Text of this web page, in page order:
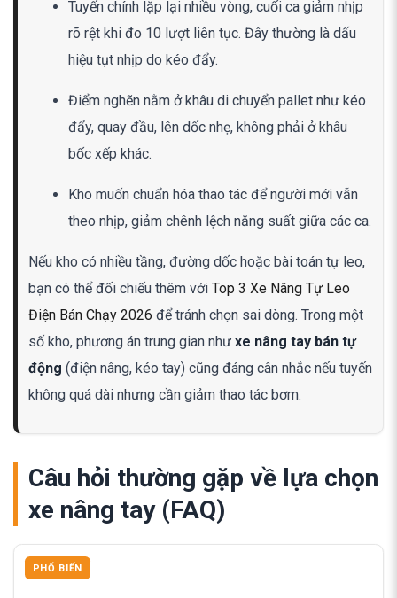
Tuyến chính lặp lại nhiều vòng, cuối ca giảm nhịp
rõ rệt khi đo 10 lượt liên tục. Đây thường là dấu
hiệu tụt nhịp do kéo đẩy.
Điểm nghẽn nằm ở khâu di chuyển pallet như kéo
đẩy, quay đầu, lên dốc nhẹ, không phải ở khâu
bốc xếp khác.
Kho muốn chuẩn hóa thao tác để người mới vẫn
theo nhịp, giảm chênh lệch năng suất giữa các ca.
Nếu kho có nhiều tầng, đường dốc hoặc bài toán tự leo,
bạn có thể đối chiếu thêm với Top 3 Xe Nâng Tự Leo
Điện Bán Chạy 2026 để tránh chọn sai dòng. Trong một
số kho, phương án trung gian như xe nâng tay bán tự
động (điện nâng, kéo tay) cũng đáng cân nhắc nếu tuyến
không quá dài nhưng cần giảm thao tác bơm.
Câu hỏi thường gặp về lựa chọn
xe nâng tay (FAQ)
PHỔ BIẾN